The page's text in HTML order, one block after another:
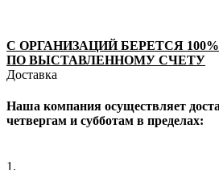
С ОРГАНИЗАЦИЙ БЕРЕТСЯ
ПО ВЫСТАВЛЕННОМУ СЧЕТУ
Доставка
Наша компания осуществляет
четвергам и субботам в пределах:
1.